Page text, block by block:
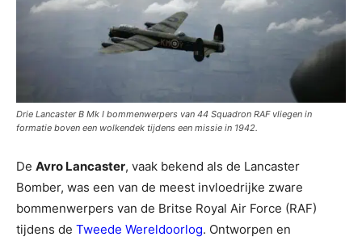
Drie Lancaster B Mk I bommenwerpers van 44 Squadron RAF vliegen in
formatie boven een wolkendek tijdens een missie in 1942.
De Avro Lancaster, vaak bekend als de Lancaster
Bomber, was een van de meest invloedrijke zware
bommenwerpers van de Britse Royal Air Force (RAF)
tijdens de Tweede Wereldoorlog. Ontworpen en